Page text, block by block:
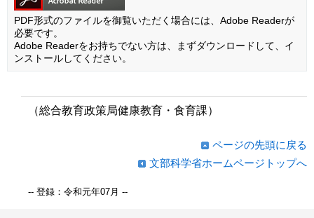
PDF形式のファイルを御覧いただく場合には、Adobe Readerが
必要です。
Adobe Readerをお持ちでない方は、まずダウンロードして、イ
ンストールしてください。
（総合教育政策局健康教育・食育課）
ページの先頭に戻る
文部科学省ホームページトップへ
-- 登録：令和元年07月 --